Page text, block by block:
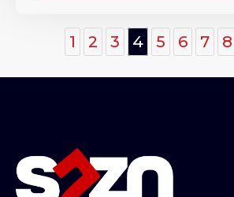
1 2 3 4 5 6 7 8